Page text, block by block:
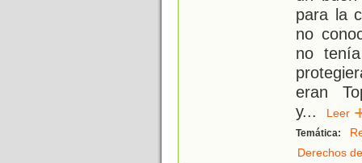
para la
no
no
eran
y...
Temática:
Derechos